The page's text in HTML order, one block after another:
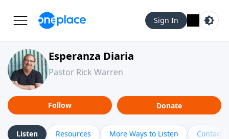
Sign In
Esperanza Diaria
Pastor Rick Warren
Follow Donate
Listen Resources More Ways to Listen Contact